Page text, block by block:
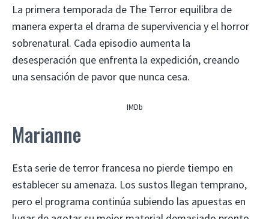
La primera temporada de The Terror equilibra de
manera experta el drama de supervivencia y el horror
sobrenatural. Cada episodio aumenta la
desesperación que enfrenta la expedición, creando
una sensación de pavor que nunca cesa.
IMDb
Marianne
Esta serie de terror francesa no pierde tiempo en
establecer su amenaza. Los sustos llegan temprano,
pero el programa continúa subiendo las apuestas en